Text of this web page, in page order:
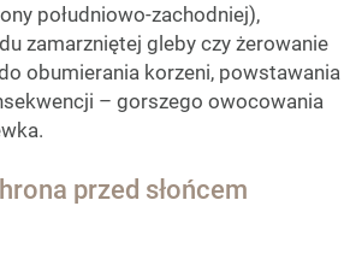
południowo-zachodniej),
zamarzniętej gleby czy żerowanie
obumierania korzeni, powstawania
– gorszego owocowania
przed słońcem